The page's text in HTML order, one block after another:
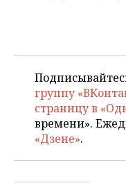
группу
страницу в
времени».
«Дзене».